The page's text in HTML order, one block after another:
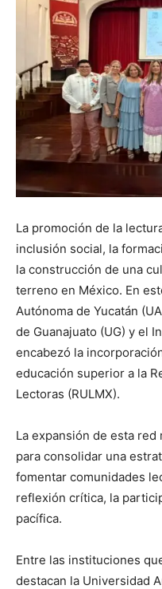
La promoción de la
inclusión social, la
la construcción de una
terreno en México. En
Autónoma de Yucatán
de Guanajuato (UG) y el
encabezó la
educación superior a la
Lectoras (RULMX).
La expansión de esta
para consolidar una
fomentar comunidades
reflexión crítica, la
pacífica.
Entre las instituciones
destacan la Universidad